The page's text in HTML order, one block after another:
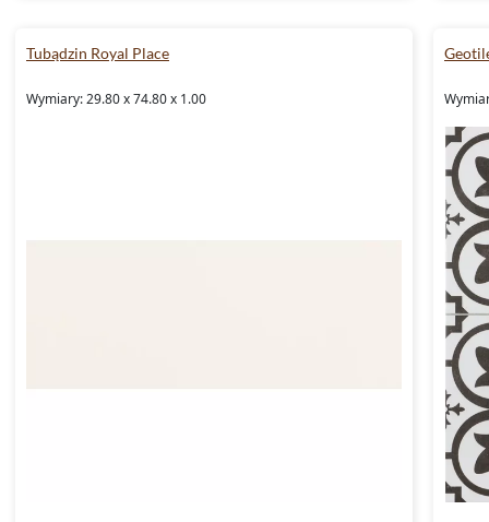
Tubądzin Royal Place
Wymiary: 29.80 x 74.80 x 1.00